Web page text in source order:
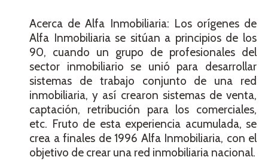
Acerca de Alfa Inmobiliaria: Los orígenes de
Alfa Inmobiliaria se sitúan a principios de los
90, cuando un grupo de profesionales del
sector inmobiliario se unió para desarrollar
sistemas de trabajo conjunto de una red
inmobiliaria, y así crearon sistemas de venta,
captación, retribución para los comerciales,
etc. Fruto de esta experiencia acumulada, se
crea a finales de 1996 Alfa Inmobiliaria, con el
objetivo de crear una red inmobiliaria nacional.